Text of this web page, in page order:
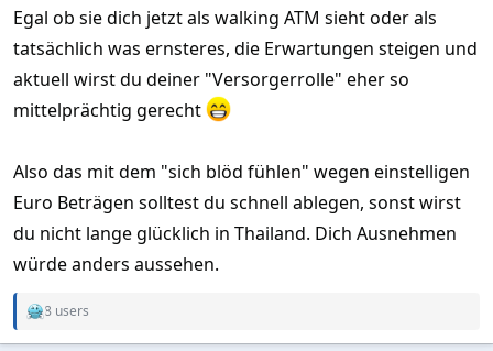
Egal ob sie dich jetzt als walking ATM sieht oder als
tatsächlich was ernsteres, die Erwartungen steigen und
aktuell wirst du deiner "Versorgerrolle" eher so
mittelprächtig gerecht
Also das mit dem "sich blöd fühlen" wegen einstelligen
Euro Beträgen solltest du schnell ablegen, sonst wirst
du nicht lange glücklich in Thailand. Dich Ausnehmen
würde anders aussehen.
R
8 users